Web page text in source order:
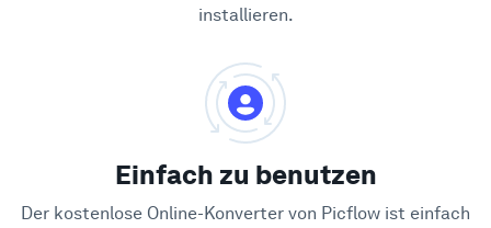
installieren.
Einfach zu benutzen
Der kostenlose Online-Konverter von Picflow ist einfach